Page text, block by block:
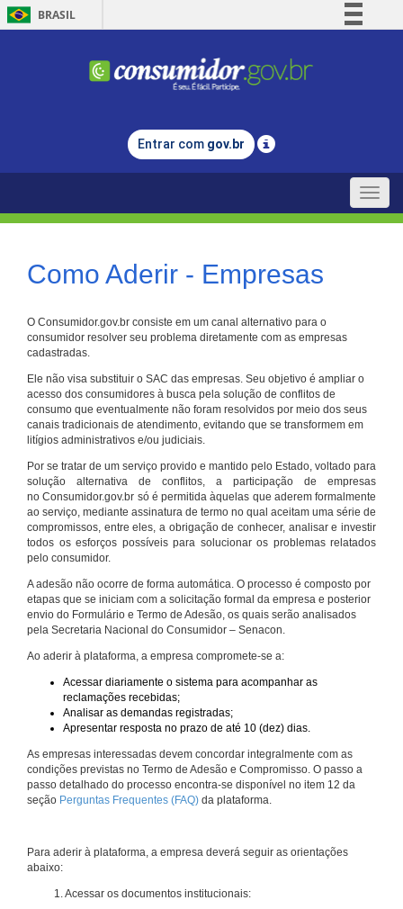
BRASIL
Comunica BR
Legislação
Entrar com gov.br
Toggle
Como Aderir - Empresas
O Consumidor.gov.br consiste em um canal alternativo para o
consumidor resolver seu problema diretamente com as empresas
cadastradas.
Ele não visa substituir o SAC das empresas. Seu objetivo é ampliar o
acesso dos consumidores à busca pela solução de conflitos de
consumo que eventualmente não foram resolvidos por meio dos seus
canais tradicionais de atendimento, evitando que se transformem em
litígios administrativos e/ou judiciais.
Por se tratar de um serviço provido e mantido pelo Estado, voltado para
solução alternativa de conflitos, a participação de empresas
no Consumidor.gov.br só é permitida àquelas que aderem formalmente
ao serviço, mediante assinatura de termo no qual aceitam uma série de
compromissos, entre eles, a obrigação de conhecer, analisar e investir
todos os esforços possíveis para solucionar os problemas relatados
pelo consumidor.
A adesão não ocorre de forma automática. O processo é composto por
etapas que se iniciam com a solicitação formal da empresa e posterior
envio do Formulário e Termo de Adesão, os quais serão analisados
pela Secretaria Nacional do Consumidor – Senacon.
Ao aderir à plataforma, a empresa compromete-se a:
Acessar diariamente o sistema para acompanhar as
reclamações recebidas;
Analisar as demandas registradas;
Apresentar resposta no prazo de até 10 (dez) dias.
As empresas interessadas devem concordar integralmente com as
condições previstas no Termo de Adesão e Compromisso. O passo a
passo detalhado do processo encontra-se disponível no item 12 da
seção Perguntas Frequentes (FAQ) da plataforma.
Para aderir à plataforma, a empresa deverá seguir as orientações
abaixo:
1. Acessar os documentos institucionais: